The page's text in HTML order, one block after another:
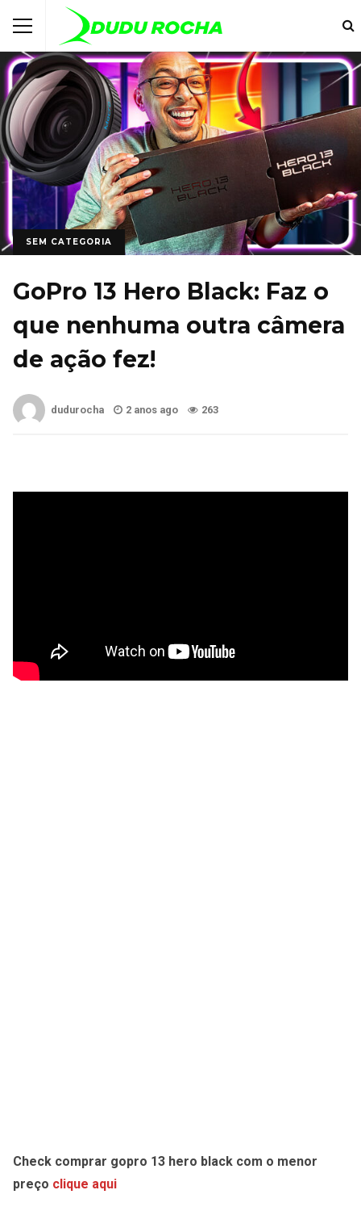
SEM CATEGORIA
GoPro 13 Hero Black: Faz o
que nenhuma outra câmera
de ação fez!
dudurocha 2 anos ago 263
Check comprar gopro 13 hero black com o menor
preço clique aqui